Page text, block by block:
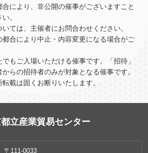
により、非公開の催事がございますこと
。
ては、主催者にお問合わせください。
都合により中止・内容変更になる場合がご
でもご入場いただける催事です。「招待」
らの招待者のみが対象となる催事です。
載は固くお断りいたします。
立産業貿易センター
〒111-0033